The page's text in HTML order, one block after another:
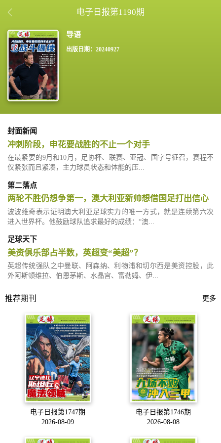
电子日报第1190期
出版日期：20240927
封面新闻
冲刺阶段，申花要战胜的不止一个对手
在最紧要的9月和10月，足协杯、联赛、亚冠、国字号征召，赛程不
仅紧张而且紧凑，主力球员状态和体能的压...
第二落点
两轮不胜仍想争第一，澳大利亚新帅想借国足打出信心
波波维奇表示证明澳大利亚足球实力的唯一方式，就是连续第六次
进入世界杯。他鼓励球队追求最好的成绩：“澳...
足球天下
美资俱乐部占半数，英超变“美超”？
英超传统强队之中曼联、阿森纳、利物浦和切尔西是美资控股，此
外阿斯顿维拉、伯恩茅斯、水晶宫、富勒姆、伊...
推荐期刊 更多
电子日报第1747期
2026-08-09
电子日报第1746期
2026-08-08